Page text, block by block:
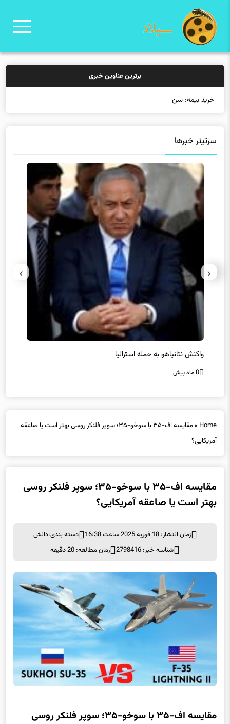
برترین عناوین خبری
خرید بیمه: سنتی یا آنلاین؟ کدامیک
سرتیتر خبرها
واکنش نتانیاهو به حمله استرالیا
8 ماه پیش
‹
›
Home
»
مقایسه اف-۳۵ با سوخو-۳۵؛ سوپر فلنکر روسی بهتر است یا صاعقه
آمریکایی؟
مقایسه اف-۳۵ با سوخو-۳۵؛ سوپر فلنکر روسی
بهتر است یا صاعقه آمریکایی؟
زمان انتشار: 18 فوریه 2025 ساعت 16:38 دسته بندی:دانش
شناسه خبر: 2798416
زمان مطالعه: 20 دقیقه
مقایسه اف-۳۵ با سوخو-۳۵؛ سوپر فلنکر روسی